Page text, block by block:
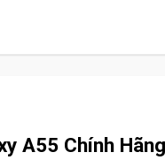
A55 Chính